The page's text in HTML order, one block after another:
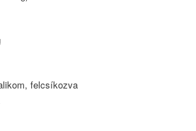
felcsíkozva